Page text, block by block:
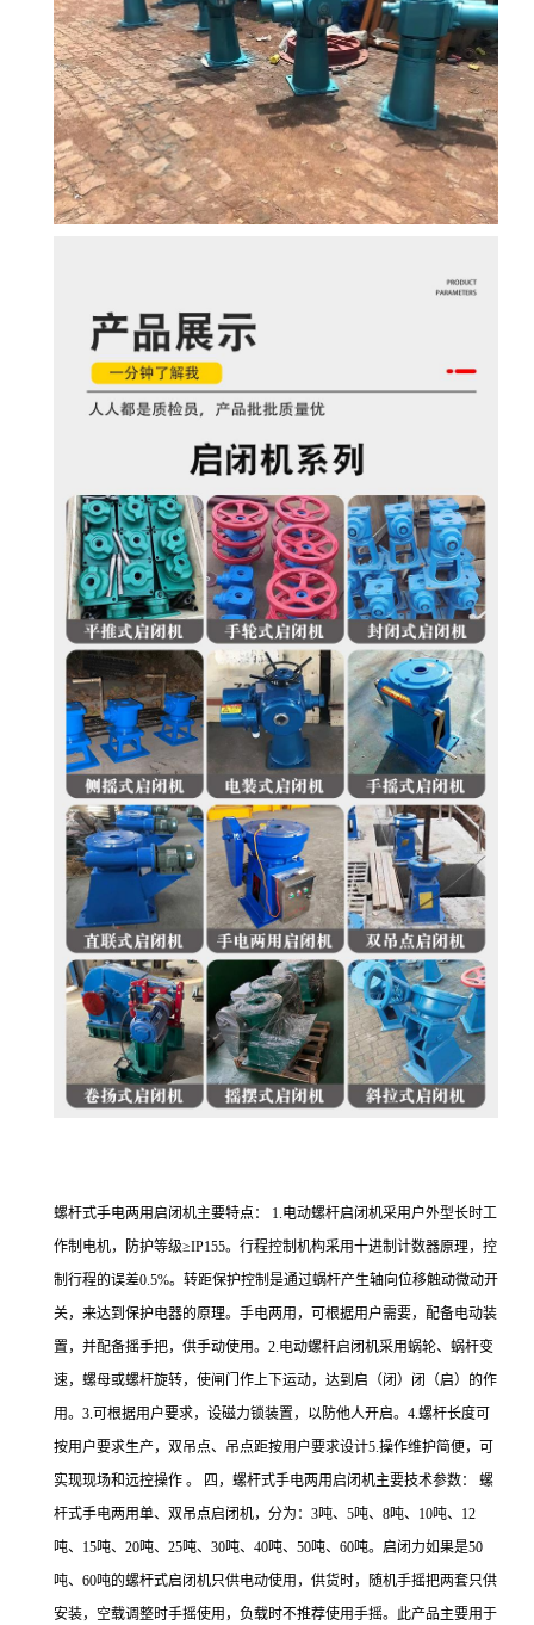
螺杆式手电两用启闭机主要特点： 1.电动螺杆启闭机采用户外型长时工
作制电机，防护等级≥IP155。行程控制机构采用十进制计数器原理，控
制行程的误差0.5%。转距保护控制是通过蜗杆产生轴向位移触动微动开
关，来达到保护电器的原理。手电两用，可根据用户需要，配备电动装
置，并配备摇手把，供手动使用。2.电动螺杆启闭机采用蜗轮、蜗杆变
速，螺母或螺杆旋转，使闸门作上下运动，达到启（闭）闭（启）的作
用。3.可根据用户要求，设磁力锁装置，以防他人开启。4.螺杆长度可
按用户要求生产，双吊点、吊点距按用户要求设计5.操作维护简便，可
实现现场和远控操作 。 四，螺杆式手电两用启闭机主要技术参数： 螺
杆式手电两用单、双吊点启闭机，分为：3吨、5吨、8吨、10吨、12
吨、15吨、20吨、25吨、30吨、40吨、50吨、60吨。启闭力如果是50
吨、60吨的螺杆式启闭机只供电动使用，供货时，随机手摇把两套只供
安装，空载调整时手摇使用，负载时不推荐使用手摇。此产品主要用于